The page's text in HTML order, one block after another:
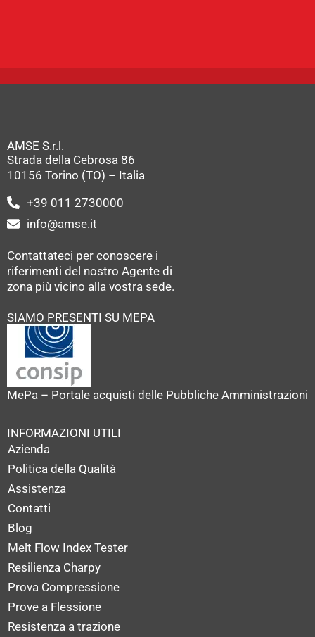
AMSE S.r.l.
Strada della Cebrosa 86
10156 Torino (TO) – Italia
+39 011 2730000
info@amse.it
Contattateci per conoscere i
riferimenti del nostro Agente di
zona più vicino alla vostra sede.
SIAMO PRESENTI SU MEPA
MePa – Portale acquisti delle Pubbliche Amministrazioni
INFORMAZIONI UTILI
Azienda
Politica della Qualità
Assistenza
Contatti
Blog
Melt Flow Index Tester
Resilienza Charpy
Prova Compressione
Prove a Flessione
Resistenza a trazione